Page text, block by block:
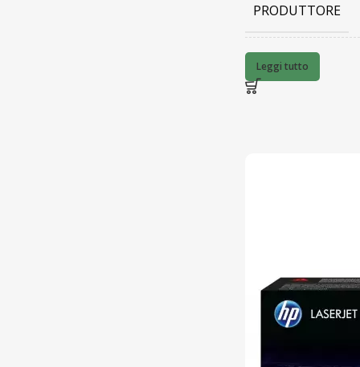
PRODUTTORE
BARCODE
Leggi tutto